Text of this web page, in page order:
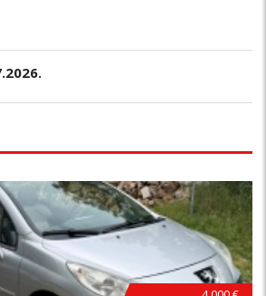
B
E
Z
U
L
A
G
A
N
J
A
!